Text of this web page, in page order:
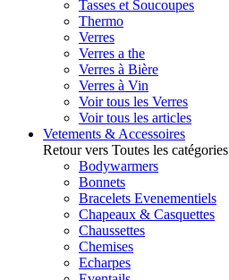
Tasses et Soucoupes
Thermo
Verres
Verres a the
Verres à Bière
Verres à Vin
Voir tous les Verres
Voir tous les articles
Vetements & Accessoires
Retour vers Toutes les catégories
Bodywarmers
Bonnets
Bracelets Evenementiels
Chapeaux & Casquettes
Chaussettes
Chemises
Echarpes